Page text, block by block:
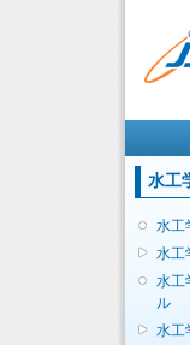
水工
水工
水工
水工
ル
水工